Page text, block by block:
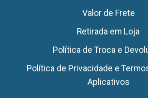
Valor de Frete
Retirada em Loja
Política de Troca e
Política de Privacidade e
Aplicativos